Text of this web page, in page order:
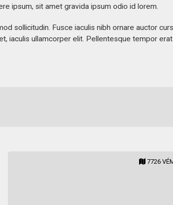
ipsum, sit amet gravida ipsum odio id lorem.
sollicitudin. Fusce iaculis nibh ornare auctor
iaculis ullamcorper elit. Pellentesque tempor
7726